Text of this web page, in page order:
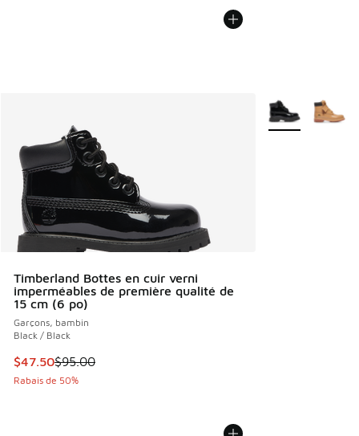
Timberland Bottes en cuir verni
imperméables de première qualité de
15 cm (6 po)
Garçons, bambin
Black / Black
Cet article est en solde. Le prix est passé de $95.00 à
$47.50$95.00
Rabais de 50%
Plus de couleurs